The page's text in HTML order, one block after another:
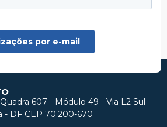
607 - Módulo 49 - Via L2 Sul -
- DF CEP 70.200-670